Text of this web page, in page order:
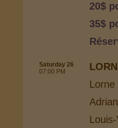
20$
35$
Saturday 26
07:00 PM
Lorne